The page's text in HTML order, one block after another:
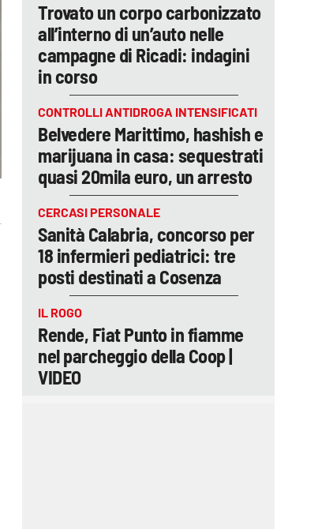
Trovato un corpo carbonizzato
all’interno di un’auto nelle
campagne di Ricadi: indagini
in corso
CONTROLLI ANTIDROGA INTENSIFICATI
Belvedere Marittimo, hashish e
marijuana in casa: sequestrati
quasi 20mila euro, un arresto
CERCASI PERSONALE
Sanità Calabria, concorso per
18 infermieri pediatrici: tre
posti destinati a Cosenza
IL ROGO
Rende, Fiat Punto in fiamme
nel parcheggio della Coop |
VIDEO